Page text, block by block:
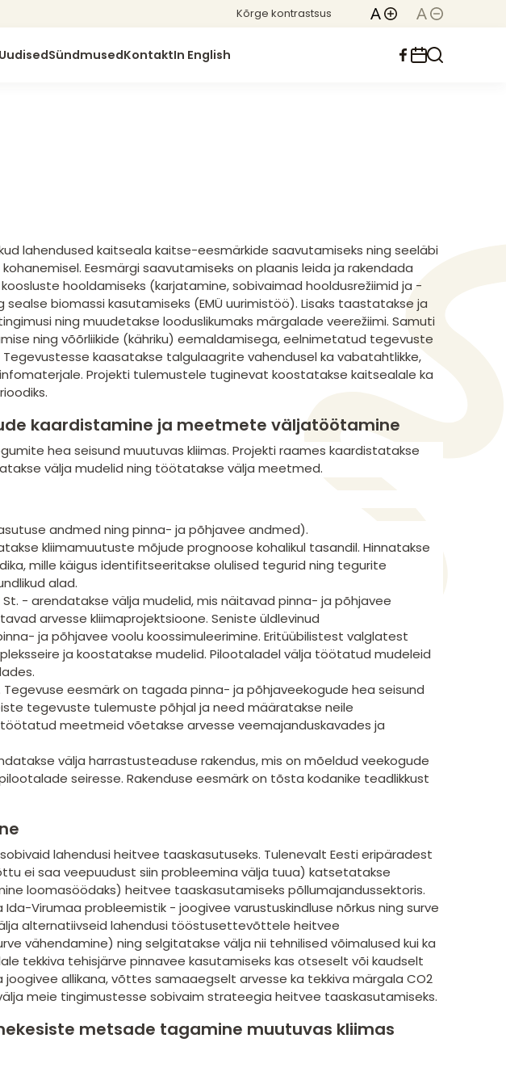
Kõrge kontrastsus
UudisedSündmusedKontaktIn English
lahendused kaitseala kaitse-eesmärkide saavutamiseks ning seeläbi
Eesmärgi saavutamiseks on plaanis leida ja rakendada
hooldamiseks (karjatamine, sobivaimad hooldusrežiimid ja -
biomassi kasutamiseks (EMÜ uurimistöö). Lisaks taastatakse ja
ning muudetakse looduslikumaks märgalade veerežiimi. Samuti
ning võõrliikide (kähriku) eemaldamisega, eelnimetatud tegevuste
kaasatakse talgulaagrite vahendusel ka vabatahtlikke,
Projekti tulemustele tuginevat koostatakse kaitsealale ka
kaardistamine ja meetmete väljatöötamine
hea seisund muutuvas kliimas. Projekti raames kaardistatakse
välja mudelid ning töötatakse välja meetmed.
andmed ning pinna- ja põhjavee andmed).
kliimamuutuste mõjude prognoose kohalikul tasandil. Hinnatakse
mille käigus identifitseeritakse olulised tegurid ning tegurite
alad.
- arendatakse välja mudelid, mis näitavad pinna- ja põhjavee
arvesse kliimaprojektsioone. Seniste üldlevinud
ja põhjavee voolu koossimuleerimine. Eritüübilistest valglatest
ja koostatakse mudelid. Pilootaladel välja töötatud mudeleid
eesmärk on tagada pinna- ja põhjaveekogude hea seisund
tegevuste tulemuste põhjal ja need määratakse neile
meetmeid võetakse arvesse veemajanduskavades ja
välja harrastusteaduse rakendus, mis on mõeldud veekogude
seiresse. Rakenduse eesmärk on tõsta kodanike teadlikkust
lahendusi heitvee taaskasutuseks. Tulenevalt Eesti eripäradest
ei saa veepuudust siin probleemina välja tuua) katsetatakse
loomasöödaks) heitvee taaskasutamiseks põllumajandussektoris.
Virumaa probleemistik - joogivee varustuskindluse nõrkus ning surve
alternatiivseid lahendusi tööstusettevõttele heitvee
vähendamine) ning selgitatakse välja nii tehnilised võimalused kui ka
tekkiva tehisjärve pinnavee kasutamiseks kas otseselt või kaudselt
allikana, võttes samaaegselt arvesse ka tekkiva märgala CO2
meie tingimustesse sobivaim strateegia heitvee taaskasutamiseks.
metsade tagamine muutuvas kliimas